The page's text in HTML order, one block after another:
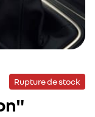
Rupture de stock